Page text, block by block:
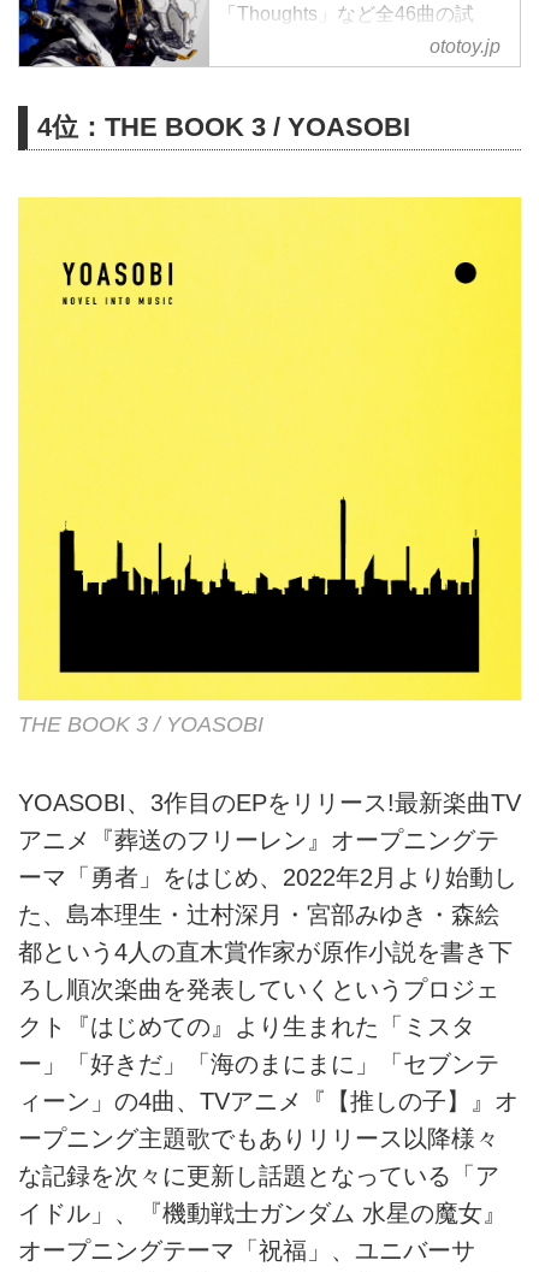
「Thoughts」など全46曲の試
聴・ダウンロード：ハイレゾ音楽
配信と音楽記事はOTOTOYで！
『プラグマタ』、テーマ曲
「Memories Are You」のフルバー
ototoy.jp
4位：THE BOOK 3 / YOASOBI
THE BOOK 3 / YOASOBI
YOASOBI、3作目のEPをリリース!最新楽曲TV
アニメ『葬送のフリーレン』オープニングテ
ーマ「勇者」をはじめ、2022年2月より始動し
た、島本理生・辻村深月・宮部みゆき・森絵
都という4人の直木賞作家が原作小説を書き下
ろし順次楽曲を発表していくというプロジェ
クト『はじめての』より生まれた「ミスタ
ー」「好きだ」「海のまにまに」「セブンテ
ィーン」の4曲、TVアニメ『【推しの子】』オ
ープニング主題歌でもありリリース以降様々
な記録を次々に更新し話題となっている「ア
イドル」、『機動戦士ガンダム 水星の魔女』
オープニングテーマ「祝福」、ユニバーサ